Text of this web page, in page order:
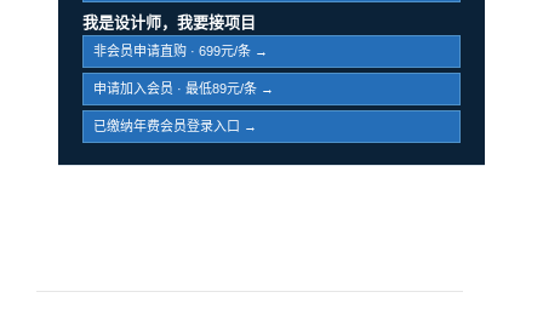
我是设计师，我要接项目
非会员申请直购 · 699元/条 →
申请加入会员 · 最低89元/条 →
已缴纳年费会员登录入口 →